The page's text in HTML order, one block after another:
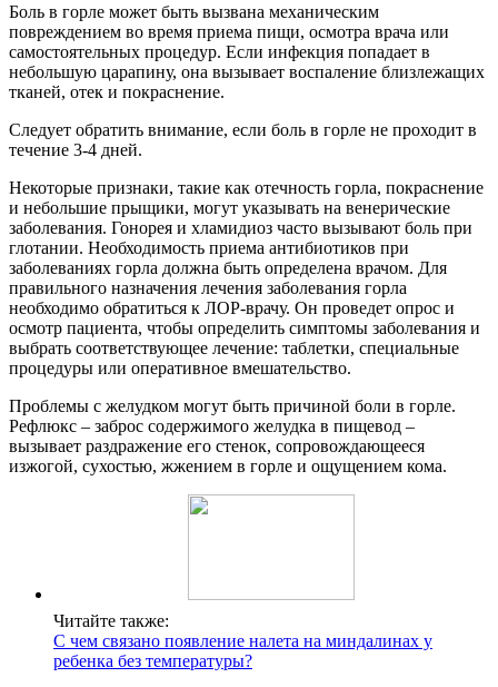
Боль в горле может быть вызвана механическим
повреждением во время приема пищи, осмотра врача или
самостоятельных процедур. Если инфекция попадает в
небольшую царапину, она вызывает воспаление близлежащих
тканей, отек и покраснение.
Следует обратить внимание, если боль в горле не проходит в
течение 3-4 дней.
Некоторые признаки, такие как отечность горла, покраснение
и небольшие прыщики, могут указывать на венерические
заболевания. Гонорея и хламидиоз часто вызывают боль при
глотании. Необходимость приема антибиотиков при
заболеваниях горла должна быть определена врачом. Для
правильного назначения лечения заболевания горла
необходимо обратиться к ЛОР-врачу. Он проведет опрос и
осмотр пациента, чтобы определить симптомы заболевания и
выбрать соответствующее лечение: таблетки, специальные
процедуры или оперативное вмешательство.
Проблемы с желудком могут быть причиной боли в горле.
Рефлюкс – заброс содержимого желудка в пищевод –
вызывает раздражение его стенок, сопровождающееся
изжогой, сухостью, жжением в горле и ощущением кома.
Читайте также:
С чем связано появление налета на миндалинах у
ребенка без температуры?